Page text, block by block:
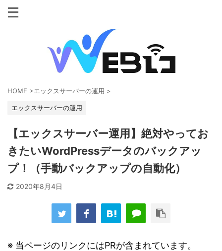
HOME >エックスサーバーの運用 >
エックスサーバーの運用
【エックスサーバー運用】絶対やってお
きたいWordPressデータのバックアッ
プ！（手動バックアップの自動化）
2020年8月4日
※ 当ページのリンクにはPRが含まれています。